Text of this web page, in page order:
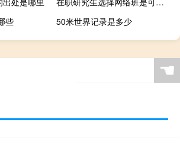
些
50米世界记录是多少
☚